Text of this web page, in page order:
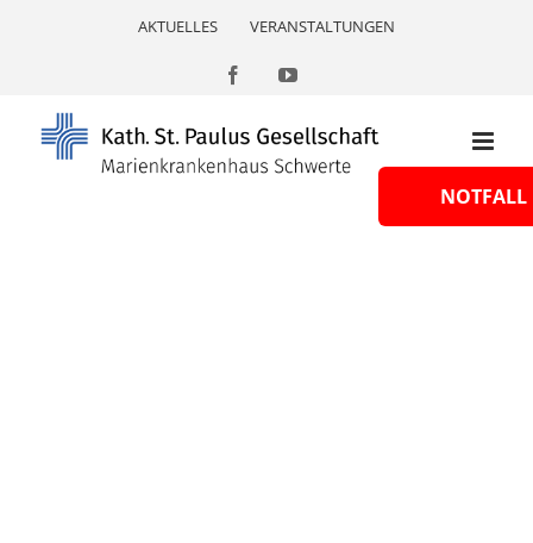
AKTUELLES VERANSTALTUNGEN
FacebookYouTube
NOTFALL